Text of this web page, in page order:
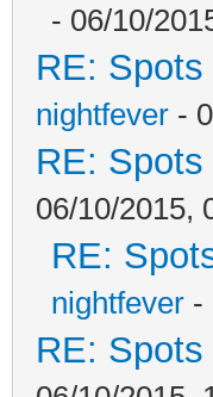
- 06/10/
RE:
nightfever -
RE:
06/10/2015,
RE:
nightfever -
RE: